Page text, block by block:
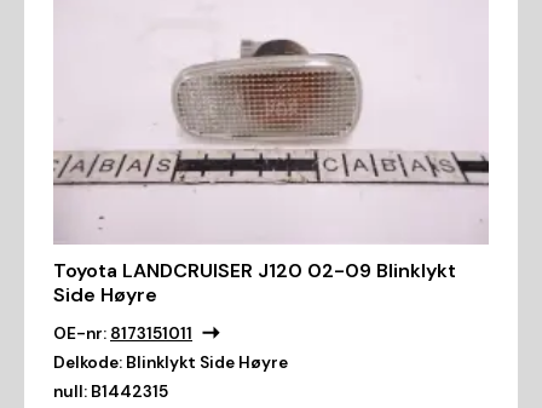
Toyota LANDCRUISER J120 02-09 Blinklykt
Side Høyre
OE-nr: 8173151011
Delkode: Blinklykt Side Høyre
null: B1442315